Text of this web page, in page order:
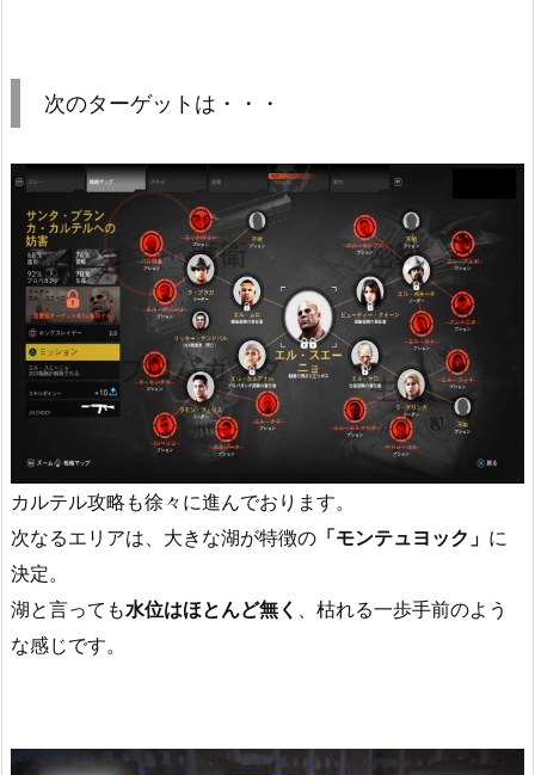
次のターゲットは・・・
カルテル攻略も徐々に進んでおります。
次なるエリアは、大きな湖が特徴の 「モンテュヨック」 に
決定。
湖と言っても水位はほとんど無く 、枯れる一歩手前のよう
な感じです。